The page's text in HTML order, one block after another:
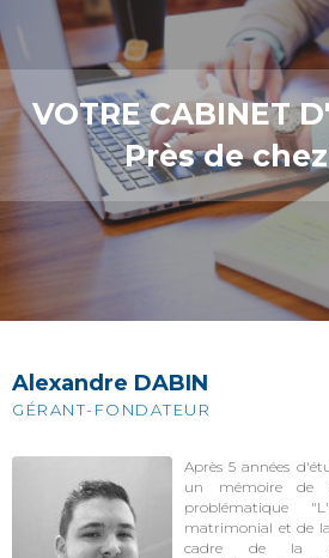
VOTRE CABINET
Près de
Alexandre DABIN
GÉRANT-FONDATEUR
Après 5 années
un mémoire de
problématique
matrimonial et de
cadre de la